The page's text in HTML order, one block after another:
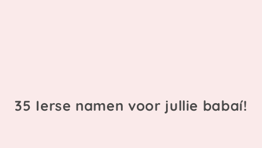
35 Ierse namen voor jullie babaí!